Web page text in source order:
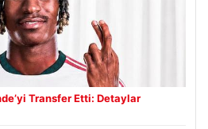
Transfer Etti: Detaylar